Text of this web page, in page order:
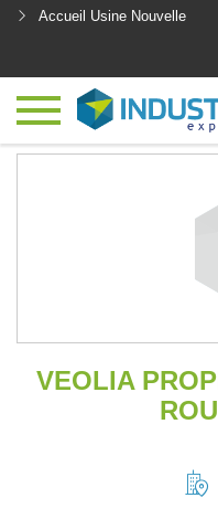
Accueil Usine Nouvelle
VEOLIA